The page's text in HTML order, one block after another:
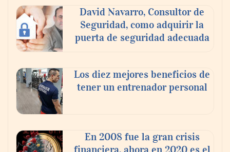
‘El ransomware se puede vencer. No
Ricardo Palacio Escobar
David Navarro, Consultor de
Seguridad, como adquirir la
puerta de seguridad adecuada
Los diez mejores beneficios de
tener un entrenador personal
En 2008 fue la gran crisis
financiera, ahora en 2020 es el